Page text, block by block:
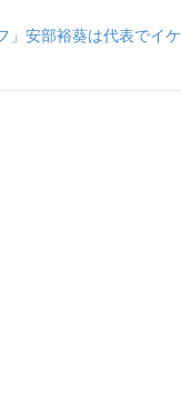
」安部裕葵は代表でイケ